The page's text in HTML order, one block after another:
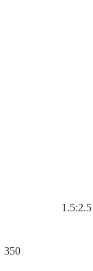
1.5:2.5
350